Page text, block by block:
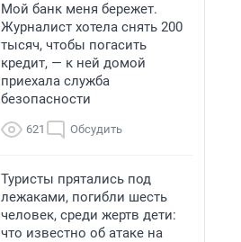
Мой банк меня бережет.
Журналист хотела снять 200
тысяч, чтобы погасить
кредит, — к ней домой
приехала служба
безопасности
621 Обсудить
Туристы прятались под
лежаками, погибли шесть
человек, среди жертв дети:
что известно об атаке на